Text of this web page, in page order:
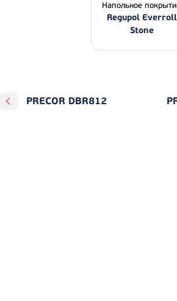
Напольное
Regupol Everroll
Stone
PRECOR DBR812